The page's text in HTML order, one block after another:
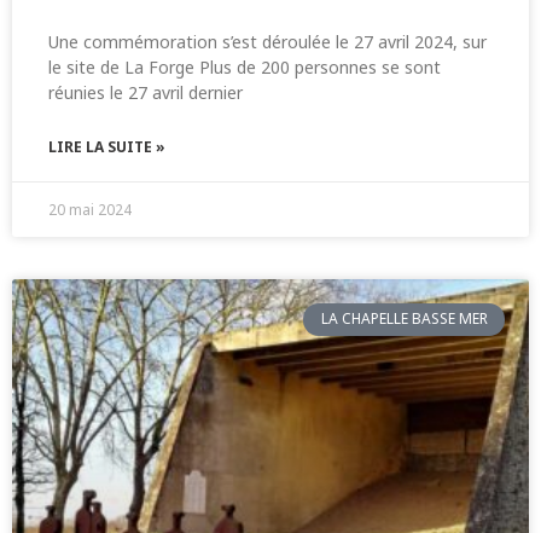
Une commémoration s’est déroulée le 27 avril 2024, sur
le site de La Forge Plus de 200 personnes se sont
réunies le 27 avril dernier
LIRE LA SUITE »
20 mai 2024
LA CHAPELLE BASSE MER